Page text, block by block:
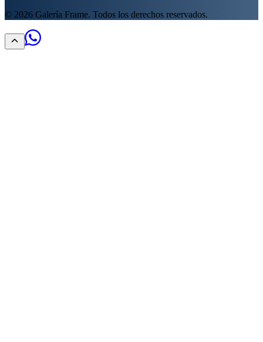
© 2026 Galería Frame. Todos los derechos reservados.